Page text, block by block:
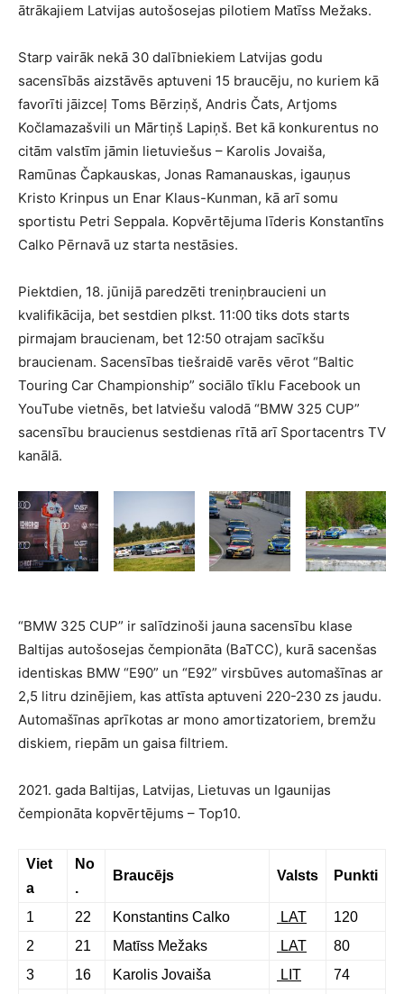
ātrākajiem Latvijas autošosejas pilotiem Matīss Mežaks.
Starp vairāk nekā 30 dalībniekiem Latvijas godu
sacensībās aizstāvēs aptuveni 15 braucēju, no kuriem kā
favorīti jāizceļ Toms Bērziņš, Andris Čats, Artjoms
Kočlamazašvili un Mārtiņš Lapiņš. Bet kā konkurentus no
citām valstīm jāmin lietuviešus – Karolis Jovaiša,
Ramūnas Čapkauskas, Jonas Ramanauskas, igauņus
Kristo Krinpus un Enar Klaus-Kunman, kā arī somu
sportistu Petri Seppala. Kopvērtējuma līderis Konstantīns
Calko Pērnavā uz starta nestāsies.
Piektdien, 18. jūnijā paredzēti treniņbraucieni un
kvalifikācija, bet sestdien plkst. 11:00 tiks dots starts
pirmajam braucienam, bet 12:50 otrajam sacīkšu
braucienam. Sacensības tiešraidē varēs vērot “Baltic
Touring Car Championship” sociālo tīklu Facebook un
YouTube vietnēs, bet latviešu valodā “BMW 325 CUP”
sacensību braucienus sestdienas rītā arī Sportacentrs TV
kanālā.
“BMW 325 CUP” ir salīdzinoši jauna sacensību klase
Baltijas autošosejas čempionāta (BaTCC), kurā sacenšas
identiskas BMW “E90” un “E92” virsbūves automašīnas ar
2,5 litru dzinējiem, kas attīsta aptuveni 220-230 zs jaudu.
Automašīnas aprīkotas ar mono amortizatoriem, bremžu
diskiem, riepām un gaisa filtriem.
2021. gada Baltijas, Latvijas, Lietuvas un Igaunijas
čempionāta kopvērtējums – Top10.
Viet
a
No
.
Braucējs Valsts Punkti
1 22 Konstantins Calko LAT
120
2
21 Matīss Mežaks LAT
80
3
16 Karolis Jovaiša LIT 74